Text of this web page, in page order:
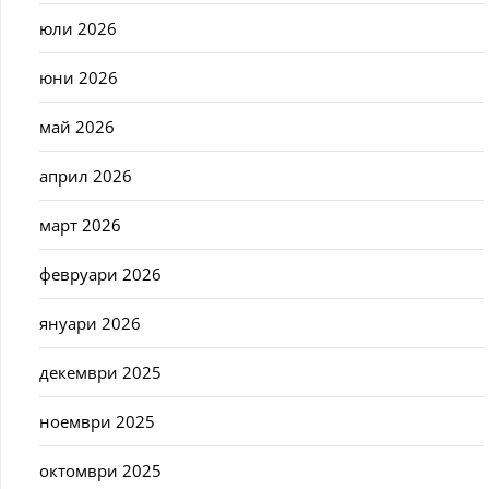
юли 2026
юни 2026
май 2026
април 2026
март 2026
февруари 2026
януари 2026
декември 2025
ноември 2025
октомври 2025